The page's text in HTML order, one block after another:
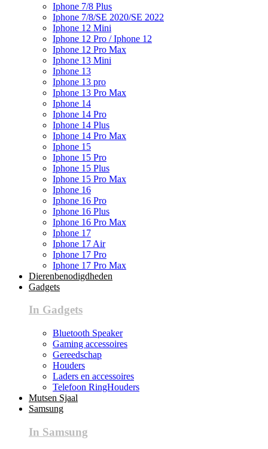
Iphone 7/8 Plus
Iphone 7/8/SE 2020/SE 2022
Iphone 12 Mini
Iphone 12 Pro / Iphone 12
Iphone 12 Pro Max
Iphone 13 Mini
Iphone 13
Iphone 13 pro
Iphone 13 Pro Max
Iphone 14
Iphone 14 Pro
Iphone 14 Plus
Iphone 14 Pro Max
Iphone 15
Iphone 15 Pro
Iphone 15 Plus
Iphone 15 Pro Max
Iphone 16
Iphone 16 Pro
Iphone 16 Plus
Iphone 16 Pro Max
Iphone 17
Iphone 17 Air
Iphone 17 Pro
Iphone 17 Pro Max
Dierenbenodigdheden
Gadgets
In Gadgets
Bluetooth Speaker
Gaming accessoires
Gereedschap
Houders
Laders en accessoires
Telefoon RingHouders
Mutsen Sjaal
Samsung
In Samsung